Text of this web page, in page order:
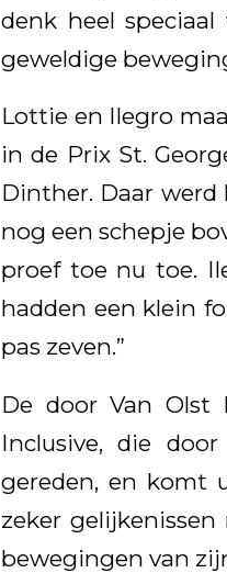
denk heel
geweldige
Lottie en Ilegro
in de Prix St.
Dinther. Daar werd
nog een schepje
proef toe nu toe.
hadden een klein
pas zeven.”
De door Van Olst
Inclusive, die
gereden, en komt
zeker
bewegingen van